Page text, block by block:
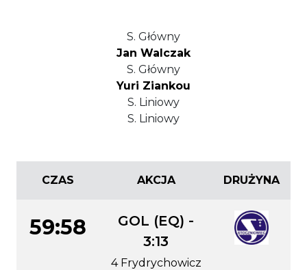
S. Główny
Jan Walczak
S. Główny
Yuri Ziankou
S. Liniowy
S. Liniowy
CZAS AKCJA DRUŻYNA
59:58
GOL (EQ) -
3:13
4 Frydrychowicz